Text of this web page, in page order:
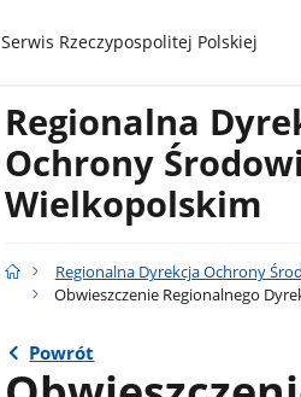
gov.pl
Serwis Rzeczypospolitej Polskiej
Regionalna
Ochrony
Wielkopolskim
Regionalna Dyrekcja Ochrony
Obwieszczenie Regionalnego
Powrót